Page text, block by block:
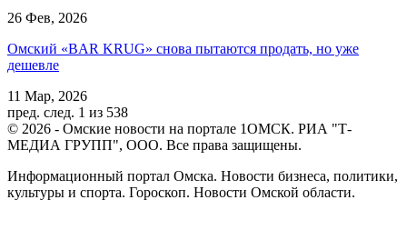
26 Фев, 2026
Омский «BAR KRUG» снова пытаются продать, но уже
дешевле
11 Мар, 2026
пред. след. 1 из 538
© 2026 - Омские новости на портале 1ОМСК. РИА "Т-
МЕДИА ГРУПП", ООО. Все права защищены.
Информационный портал Омска. Новости бизнеса, политики,
культуры и спорта. Гороскоп. Новости Омской области.